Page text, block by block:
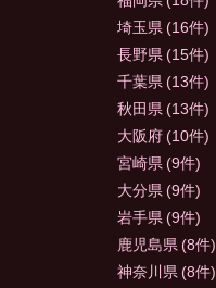
埼玉県 (16件)
長野県 (15件)
千葉県 (13件)
秋田県 (13件)
大阪府 (10件)
宮崎県 (9件)
大分県 (9件)
岩手県 (9件)
鹿児島県 (8件)
神奈川県 (8件)